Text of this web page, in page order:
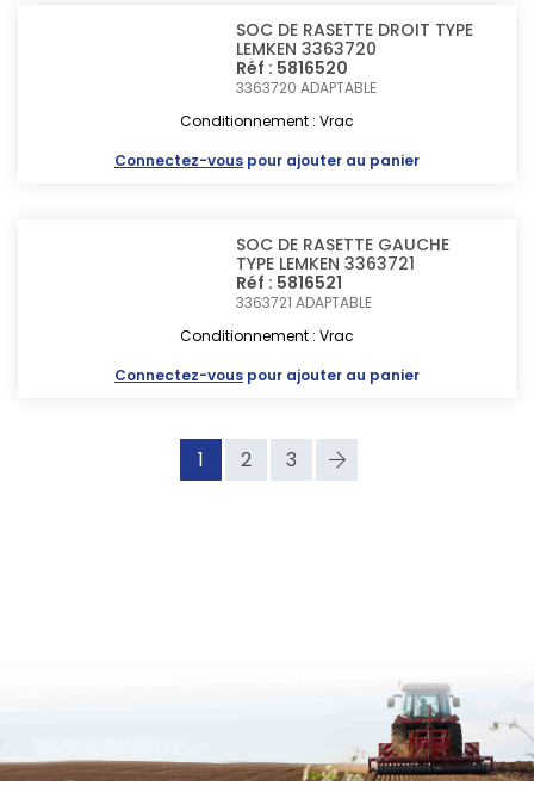
SOC DE RASETTE DROIT TYPE
LEMKEN 3363720
Réf : 5816520
3363720ADAPTABLE
Conditionnement : Vrac
Connectez-vous pour ajouter au panier
SOC DE RASETTE GAUCHE
TYPE LEMKEN 3363721
Réf : 5816521
3363721ADAPTABLE
Conditionnement : Vrac
Connectez-vous pour ajouter au panier
1 2 3